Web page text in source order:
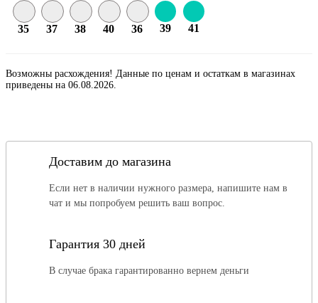
35 37 38 40 36 39 41
Возможны расхождения! Данные по ценам и остаткам в магазинах
приведены на 06.08.2026.
Доставим до магазина
Если нет в наличии нужного размера, напишите нам в
чат и мы попробуем решить ваш вопрос.
Гарантия 30 дней
В случае брака гарантированно вернем деньги